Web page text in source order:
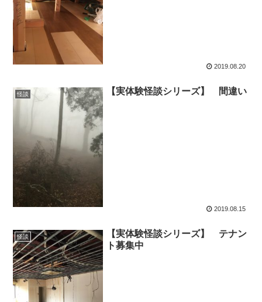
2019.08.20
怪談 【実体験怪談シリーズ】 間違い
2019.08.15
怪談
【実体験怪談シリーズ】 テナン
ト募集中